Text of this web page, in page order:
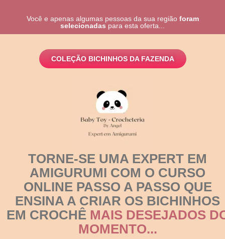
Você e apenas algumas pessoas da sua região foram
selecionadas para esta oferta...
COLEÇÃO BICHINHOS DA FAZENDA
TORNE-SE UMA EXPERT EM
AMIGURUMI COM O CURSO
ONLINE PASSO A PASSO QUE
ENSINA A CRIAR OS BICHINHOS
EM CROCHÊ MAIS DESEJADOS
MOMENTO...